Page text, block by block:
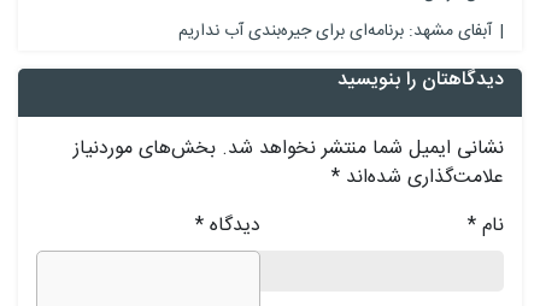
آبفای مشهد: برنامه‌ای برای جیره‌بندی آب نداریم
دیدگاهتان را بنویسید
نشانی ایمیل شما منتشر نخواهد شد.بخش‌های موردنیاز
علامت‌گذاری شده‌اند*
دیدگاه* *